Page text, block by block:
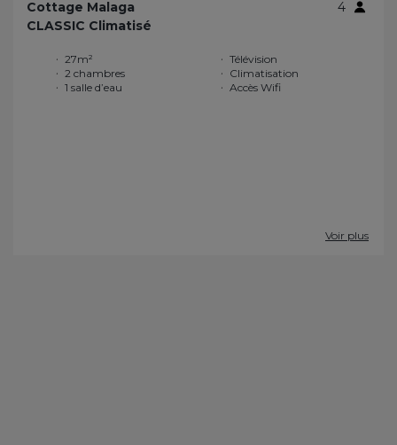
Cottage Malaga
4
CLASSIC Climatisé
27m²
2 chambres
1 salle d’eau
Télévision
Climatisation
Accès Wifi
Voir plus